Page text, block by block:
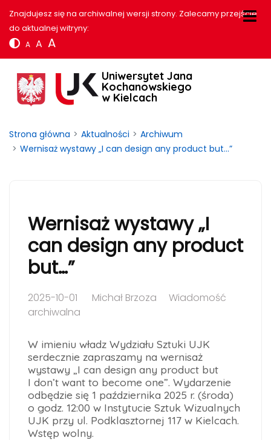
Znajdujesz się na archiwalnej wersji strony. Zalecamy przejście
do aktualnej witryny:
A A A
Uniwersytet Jana
Kochanowskiego
w Kielcach
Strona główna Aktualności
Archiwum
Wernisaż wystawy „I can design any product but…”
Wernisaż wystawy „I
can design any product
but…”
2025-10-01 Michał Brzoza
Wiadomość
archiwalna
W imieniu władz Wydziału Sztuki UJK
serdecznie zapraszamy na wernisaż
wystawy „I can design any product but
I don’t want to become one”. Wydarzenie
odbędzie się 1 października 2025 r. (środa)
o godz. 12:00 w Instytucie Sztuk Wizualnych
UJK przy ul. Podklasztornej 117 w Kielcach.
Wstęp wolny.